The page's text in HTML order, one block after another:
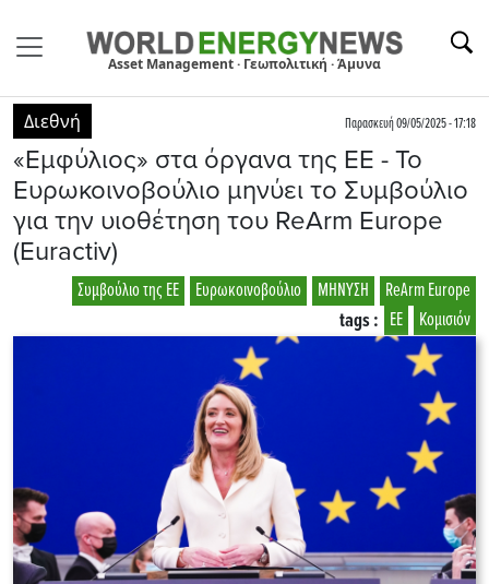
Asset Management · Γεωπολιτική · Άμυνα
Διεθνή Παρασκευή 09/05/2025 - 17:18
«Εμφύλιος» στα όργανα της ΕΕ - Το
Ευρωκοινοβούλιο μηνύει το Συμβούλιο
για την υιοθέτηση του ReArm Europe
(Euractiv)
ReArm Europe
ΜΗΝΥΣΗ
Ευρωκοινοβούλιο
Συμβούλιο της ΕΕ
Κομισιόν
ΕΕ
tags :